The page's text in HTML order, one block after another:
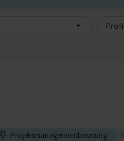
Projektmanagementberatung